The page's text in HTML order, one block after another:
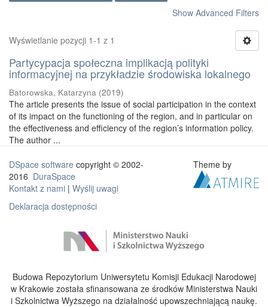
Show Advanced Filters
Wyświetlanie pozycji 1-1 z 1
Partycypacja społeczna implikacją polityki
informacyjnej na przykładzie środowiska lokalnego
Batorowska, Katarzyna (2019)
The article presents the issue of social participation in the context
of its impact on the functioning of the region, and in particular on
the effectiveness and efficiency of the region’s information policy.
The author ...
DSpace software copyright © 2002-
2016 DuraSpace
Kontakt z nami | Wyślij uwagi
Deklaracja dostępności
Theme by
Budowa Repozytorium Uniwersytetu Komisji Edukacji Narodowej
w Krakowie została sfinansowana ze środków Ministerstwa Nauki
i Szkolnictwa Wyższego na działalność upowszechniającą naukę.